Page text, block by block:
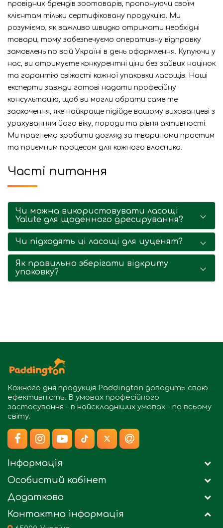
провідних брендів зоотоварів, пропонуючи своїм
клієнтам тільки сертифіковану продукцію. Ми
розуміємо, як важливо швидко отримати необхідні
товари, тому забезпечуємо оперативну відправку
замовлень по всій Україні в день оформлення. Купуючи у
нас, ви отримуєте конкурентні ціни без зайвих націнок
та гарантію свіжості кожної упаковки ласощів. Наші
експерти завжди готові надати професійну
консультацію, щоб ви могли обрати саме те
заохочення, яке найкраще підійде вашому вихованцеві з
урахуванням його віку, породи та рівня активності.
Ми прагнемо зробити догляд за тваринами простим
та приємним процесом для кожного власника.
Часті питання
Чи можна використовувати ласощі
Yalute для щоденного дресирування?
Чи підходять ці ласощі для цуценят?
Як правильно зберігати відкриту
упаковку?
Кожного дня продукція Paddington доводить свою
ефективність. В умовах професійного
застосування – в найскладніших умовах – по всьому
світу.
Інформація
Особистий кабінет
Додатково
Контактна інформація